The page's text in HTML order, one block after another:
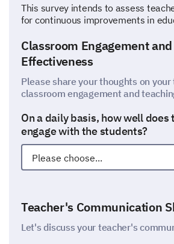
This survey intends to assess
for continuous improvements in
Classroom Engagement
Effectiveness
Please share your thoughts on your
classroom engagement and
On a daily basis, how well does
engage with the students?
Teacher's Communication
Let's discuss your teacher's